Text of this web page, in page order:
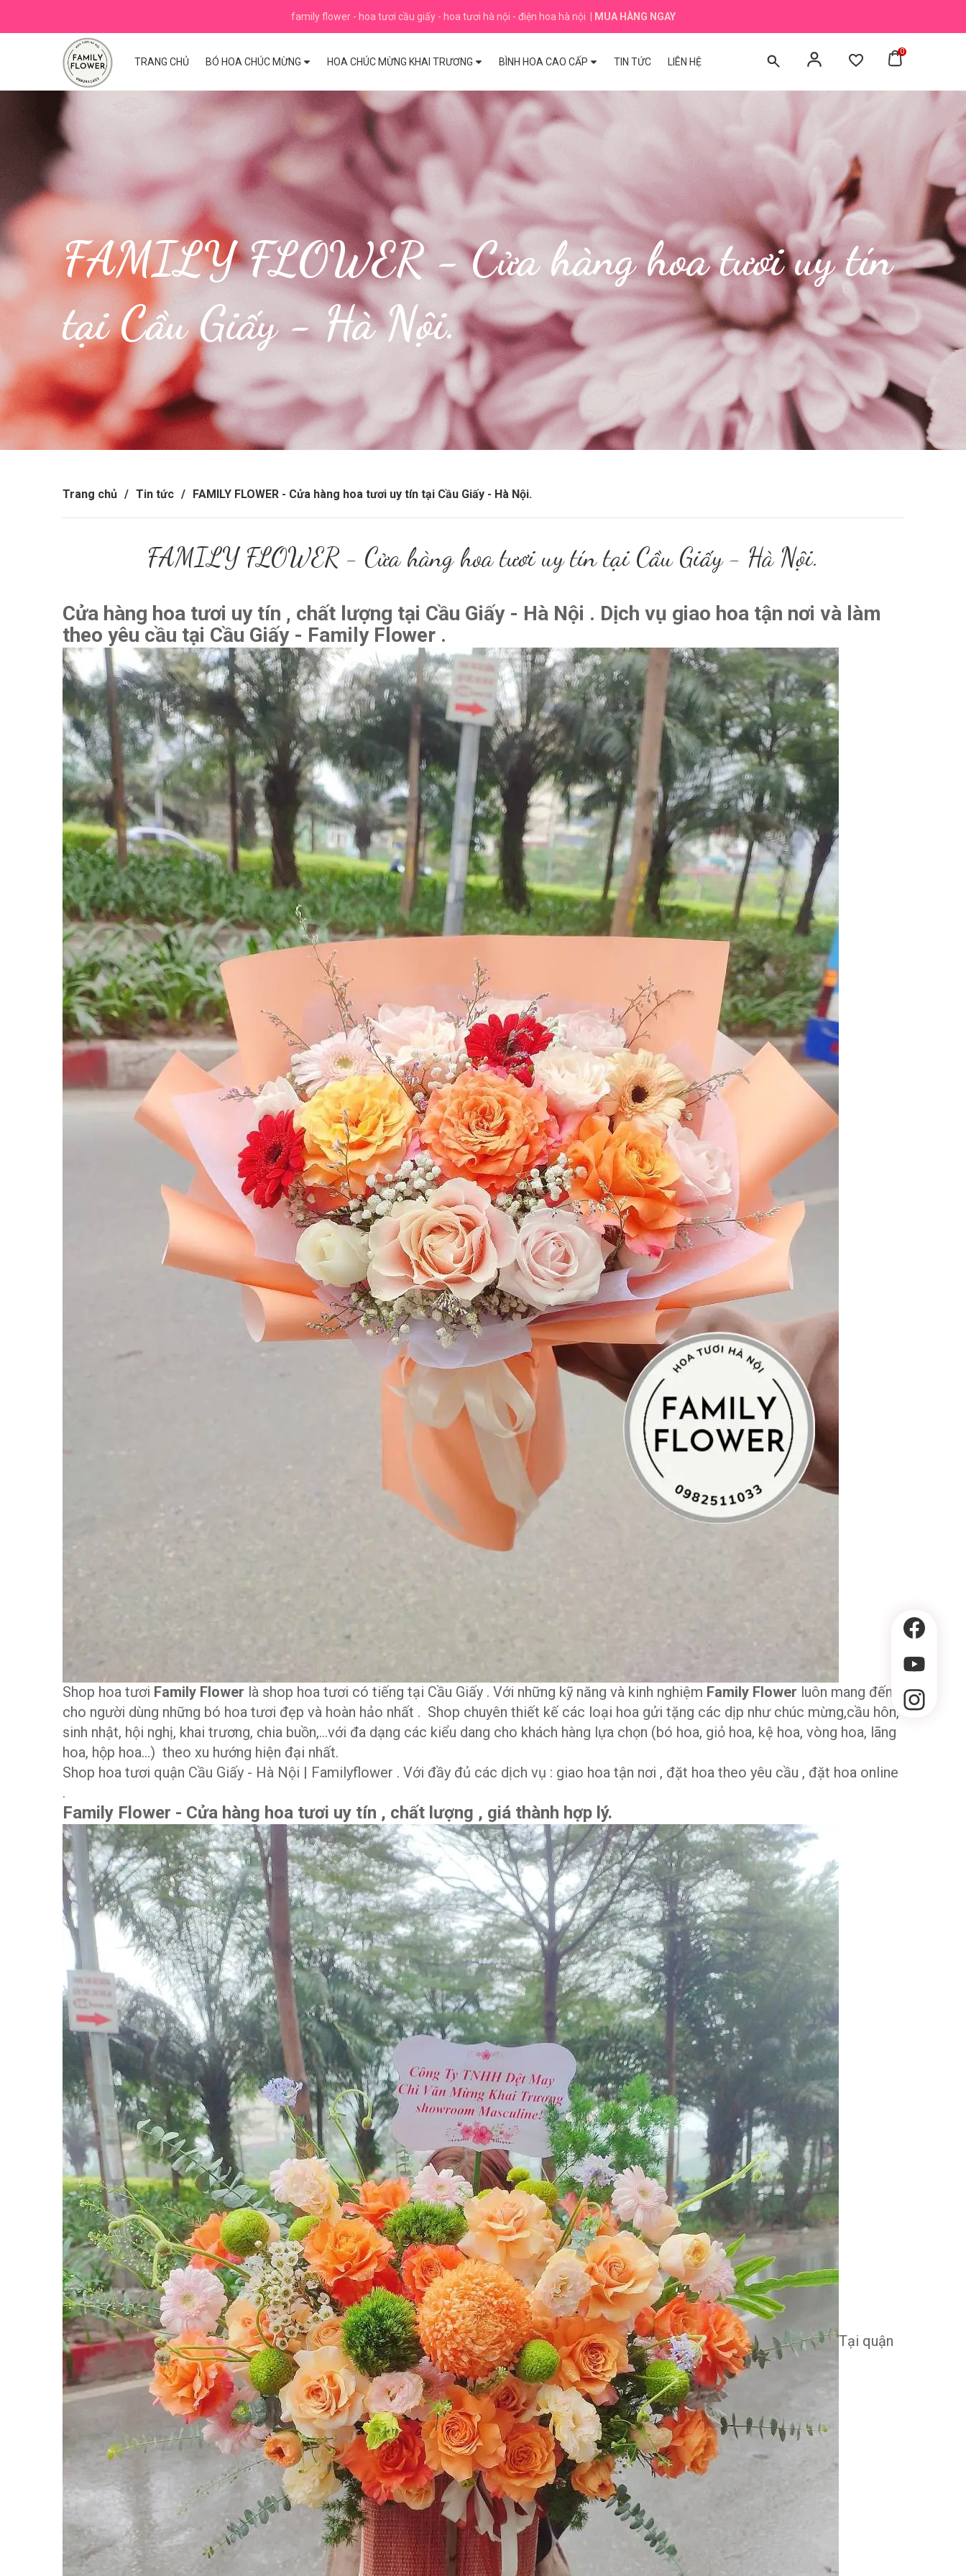
family flower - hoa tươi cầu giấy - hoa tươi hà nội - điện hoa hà nội MUA HÀNG NGAY
TRANG CHỦ BÓ HOA CHÚC MỪNG HOA CHÚC MỪNG KHAI TRƯƠNG BÌNH HOA CAO CẤP TIN TỨC LIÊN HỆ
0
FAMILY FLOWER - Cửa hàng hoa tươi uy tín
tại Cầu Giấy - Hà Nội.
Trang chủ / Tin tức / FAMILY FLOWER - Cửa hàng hoa tươi uy tín tại Cầu Giấy - Hà Nội.
FAMILY FLOWER - Cửa hàng hoa tươi uy tín tại Cầu Giấy - Hà Nội.
Cửa hàng hoa tươi uy tín , chất lượng tại Cầu Giấy - Hà Nội . Dịch vụ giao hoa tận nơi và làm
theo yêu cầu tại Cầu Giấy - Family Flower .
Shop hoa tươi Family Flower là shop hoa tươi có tiếng tại Cầu Giấy . Với những kỹ năng và kinh nghiệm Family Flower luôn mang đến
cho người dùng những bó hoa tươi đẹp và hoàn hảo nhất . Shop chuyên thiết kế các loại hoa gửi tặng các dịp như chúc mừng,cầu hôn,
sinh nhật, hội nghị, khai trương, chia buồn,…với đa dạng các kiểu dang cho khách hàng lựa chọn (bó hoa, giỏ hoa, kệ hoa, vòng hoa, lãng
hoa, hộp hoa…) theo xu hướng hiện đại nhất.
Shop hoa tươi quận Cầu Giấy - Hà Nội | Familyflower . Với đầy đủ các dịch vụ : giao hoa tận nơi , đặt hoa theo yêu cầu , đặt hoa online
.
Family Flower - Cửa hàng hoa tươi uy tín , chất lượng , giá thành hợp lý.
Tại quận